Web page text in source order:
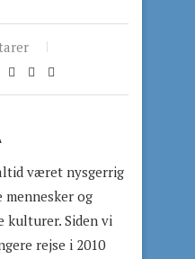
været nysgerrig
mennesker og
kulturer. Siden vi
rejse i 2010